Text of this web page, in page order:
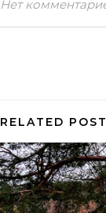
Нет
RELATED